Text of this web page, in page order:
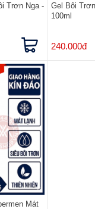
Trơn Nga -
Gel Bôi
100ml
240.000đ
Mát